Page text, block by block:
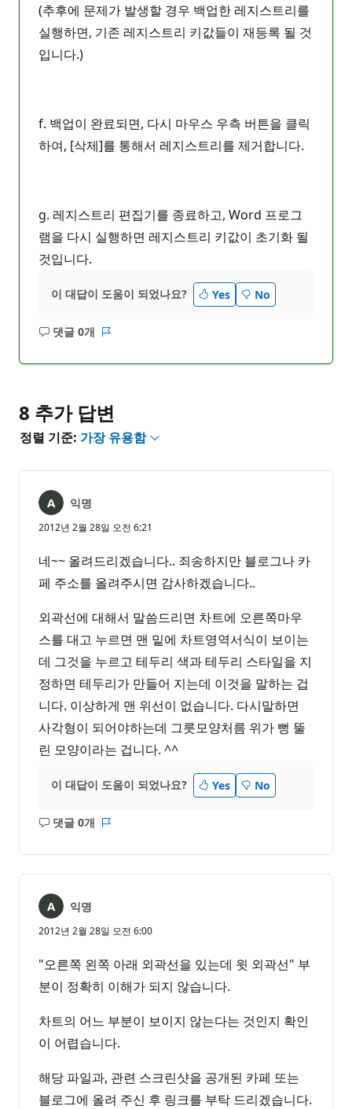
(추후에 문제가 발생할 경우 백업한 레지스트리를
실행하면, 기존 레지스트리 키값들이 재등록 될 것
입니다.)
f. 백업이 완료되면, 다시 마우스 우측 버튼을 클릭
하여, [삭제]를 통해서 레지스트리를 제거합니다.
g. 레지스트리 편집기를 종료하고, Word 프로그
램을 다시 실행하면 레지스트리 키값이 초기화 될
것입니다.
이 대답이 도움이 되었나요? Yes No
댓글 0개
설
8 추가 답변
정렬 기준: 가장 유용함
익명
2012년 2월 28일 오전 6:21
네~~ 올려드리겠습니다.. 죄송하지만 블로그나 카
페 주소를 올려주시면 감사하겠습니다..
외곽선에 대해서 말씀드리면 차트에 오른쪽마우
스를 대고 누르면 맨 밑에 차트영역서식이 보이는
데 그것을 누르고 테두리 색과 테두리 스타일을 지
정하면 테두리가 만들어 지는데 이것을 말하는 겁
니다. 이상하게 맨 위선이 없습니다. 다시말하면
사각형이 되어야하는데 그릇모양처름 위가 뻥 뚤
린 모양이라는 겁니다. ^^
이 대답이 도움이 되었나요? Yes No
댓글 0개
설
음
익명
2012년 2월 28일 오전 6:00
"오른쪽 왼쪽 아래 외곽선을 있는데 윗 외곽선" 부
분이 정확히 이해가 되지 않습니다.
차트의 어느 부분이 보이지 않는다는 것인지 확인
이 어렵습니다.
해당 파일과, 관련 스크린샷을 공개된 카페 또는
블로그에 올려 주신 후 링크를 부탁 드리겠습니다.